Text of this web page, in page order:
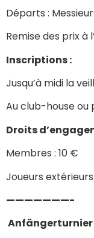
Départs :
Remise des prix à
Inscriptions :
Jusqu’à midi la
Au club-house ou
Droits
Membres : 10 €
Joueurs
———————-
Anfängerturnier